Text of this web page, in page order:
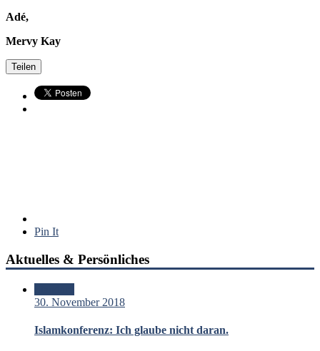
Adé,
Mervy Kay
Teilen
Pin It
Aktuelles & Persönliches
30. November 2018
Islamkonferenz: Ich glaube nicht daran.